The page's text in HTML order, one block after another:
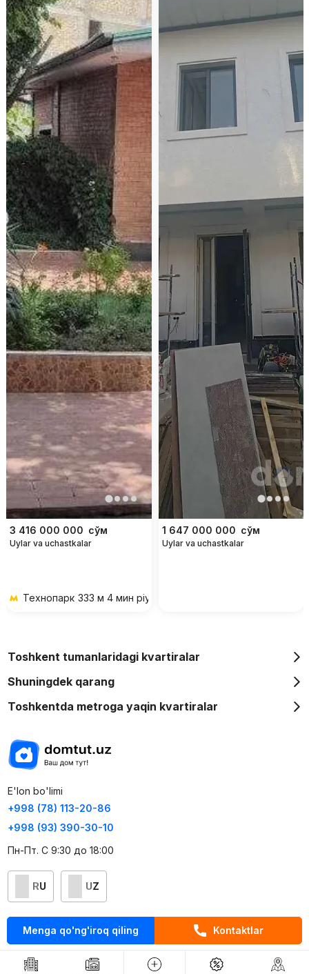
Menga qo'ng'iroq qiling Kontaktlar
3 416 000 000 сўм
Uylar va uchastkalar
Технопарк 333 м 4 мин piyoda
1 647 000 000 сўм
Uylar va uchastkalar
Toshkent tumanlaridagi kvartiralar
Shuningdek qarang
Toshkentda metroga yaqin kvartiralar
E'lon bo'limi
+998 (78) 113-20-86
+998 (93) 390-30-10
Пн-Пт. С 9:30 до 18:00
RU UZ
Kontaktlar
loyiha haqida